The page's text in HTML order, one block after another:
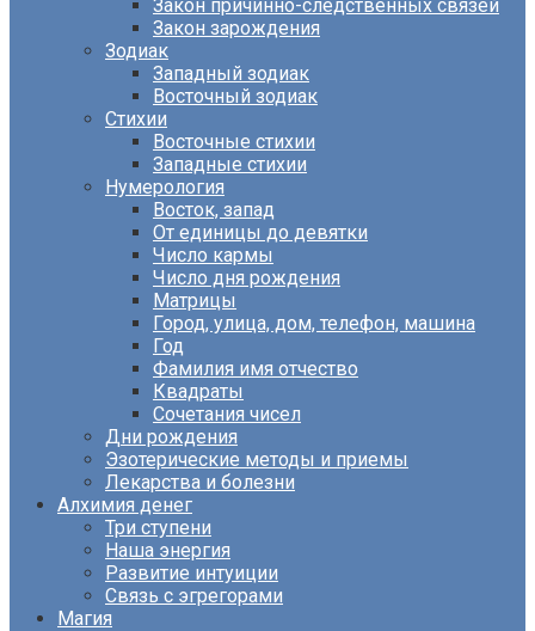
Закон причинно-следственных связей
Закон зарождения
Зодиак
Западный зодиак
Восточный зодиак
Стихии
Восточные стихии
Западные стихии
Нумерология
Восток, запад
От единицы до девятки
Число кармы
Число дня рождения
Матрицы
Город, улица, дом, телефон, машина
Год
Фамилия имя отчество
Квадраты
Сочетания чисел
Дни рождения
Эзотерические методы и приемы
Лекарства и болезни
Алхимия денег
Три ступени
Наша энергия
Развитие интуиции
Связь с эгрегорами
Магия